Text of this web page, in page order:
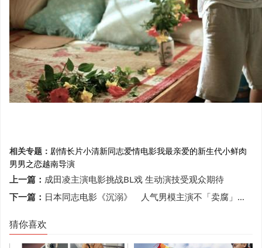
相关专题： 剧情长片小清新同志爱情电影我最亲爱的新生代小鲜肉
男男之恋越南导演
上一篇： 成田凌主演电影挑战BL戏 生动演技受观众期待
下一篇： 日本同志电影《沉溺》 人气男模主演不「卖腐」真实呈现社会问题
猜你喜欢